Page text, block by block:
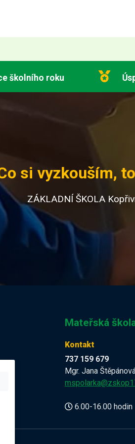
školního roku
si vyzkouším,
ZÁKLADNÍ ŠKOLA
Mateřská
Kontakt
737 159 679
Mgr. Jana
6.00-16.00 hodin